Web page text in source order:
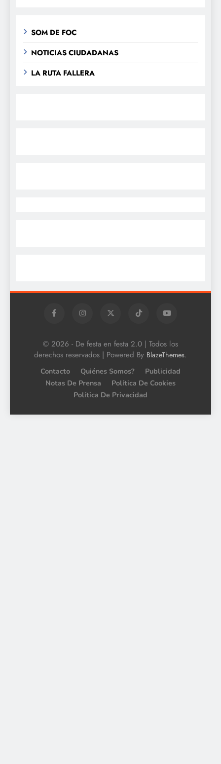
SOM DE FOC
NOTICIAS CIUDADANAS
LA RUTA FALLERA
© 2026 - De festa en festa 2.0 | Todos los
derechos reservados | Powered By BlazeThemes.
Contacto Quiénes Somos?
Publicidad
Notas De Prensa
Política De Cookies
Política De Privacidad